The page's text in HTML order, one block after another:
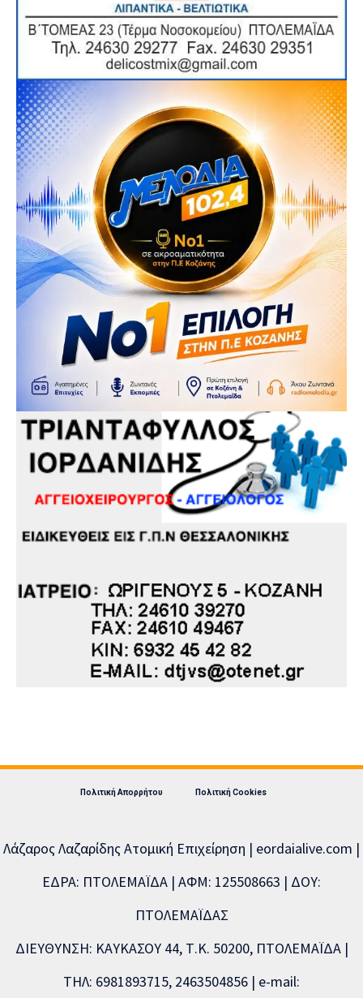
Πολιτική Απορρήτου Πολιτική Cookies
Λάζαρος Λαζαρίδης Ατομική Επιχείρηση | eordaialive.com |
ΕΔΡΑ: ΠΤΟΛΕΜΑΪΔΑ | ΑΦΜ: 125508663 | ΔΟΥ:
ΠΤΟΛΕΜΑΪΔΑΣ
ΔΙΕΥΘΥΝΣΗ: ΚΑΥΚΑΣΟΥ 44, Τ.Κ. 50200, ΠΤΟΛΕΜΑΪΔΑ |
ΤΗΛ: 6981893715, 2463504856 | e-mail: